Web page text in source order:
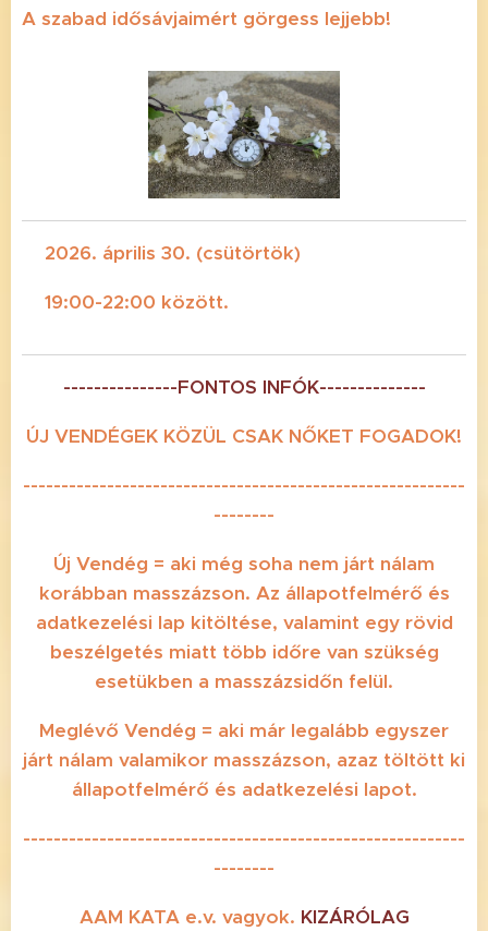
A szabad idősávjaimért görgess lejjebb!
📆2026. április 30. (csütörtök)
19:00-22:00 között.
---------------FONTOS INFÓK--------------
ÚJ VENDÉGEK KÖZÜL CSAK NŐKET FOGADOK!
----------------------------------------------------------
--------
Új Vendég = aki még soha nem járt nálam
korábban masszázson. Az állapotfelmérő és
adatkezelési lap kitöltése, valamint egy rövid
beszélgetés miatt több időre van szükség
esetükben a masszázsidőn felül.
Meglévő Vendég = aki már legalább egyszer
járt nálam valamikor masszázson, azaz töltött ki
állapotfelmérő és adatkezelési lapot.
----------------------------------------------------------
--------
AAM KATA e.v. vagyok. KIZÁRÓLAG